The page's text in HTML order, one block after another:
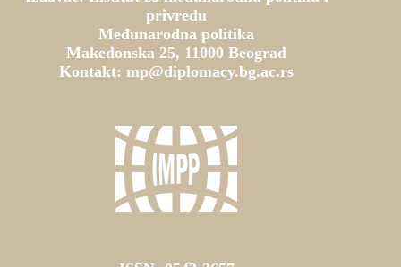
privredu
Međunarodna politika
Makedonska 25, 11000 Beograd
Kontakt: mp@diplomacy.bg.ac.rs